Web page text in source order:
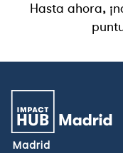
Hasta ahora,
Madrid